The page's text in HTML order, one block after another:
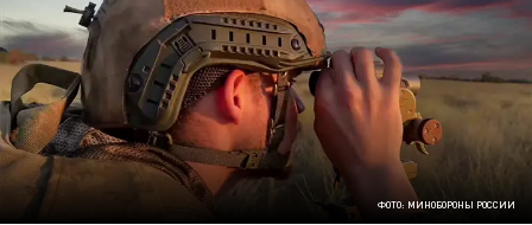
ФОТО: МИНОБОРОНЫ РОССИИ